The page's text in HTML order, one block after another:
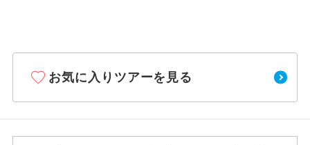
お気に入りツアーを見る